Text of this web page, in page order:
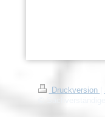
Druckversion